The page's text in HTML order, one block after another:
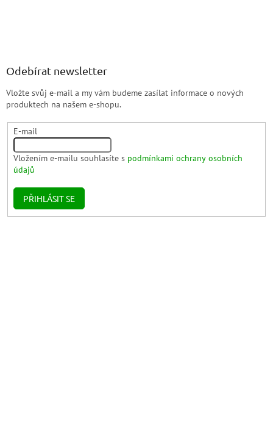
Odebírat newsletter
Vložte svůj e-mail a my vám budeme zasílat informace o nových
produktech na našem e-shopu.
E-mail
Vložením e-mailu souhlasíte s podmínkami ochrany osobních
údajů
PŘIHLÁSIT SE